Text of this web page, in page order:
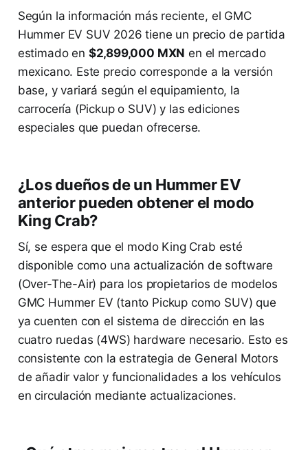
Según la información más reciente, el GMC
Hummer EV SUV 2026 tiene un precio de partida
estimado en $2,899,000 MXN en el mercado
mexicano. Este precio corresponde a la versión
base, y variará según el equipamiento, la
carrocería (Pickup o SUV) y las ediciones
especiales que puedan ofrecerse.
¿Los dueños de un Hummer EV
anterior pueden obtener el modo
King Crab?
Sí, se espera que el modo King Crab esté
disponible como una actualización de software
(Over-The-Air) para los propietarios de modelos
GMC Hummer EV (tanto Pickup como SUV) que
ya cuenten con el sistema de dirección en las
cuatro ruedas (4WS) hardware necesario. Esto es
consistente con la estrategia de General Motors
de añadir valor y funcionalidades a los vehículos
en circulación mediante actualizaciones.